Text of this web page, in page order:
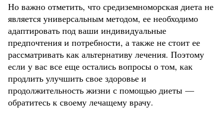
Но важно отметить, что средиземноморская диета не
является универсальным методом, ее необходимо
адаптировать под ваши индивидуальные
предпочтения и потребности, а также не стоит ее
рассматривать как альтернативу лечения. Поэтому
если у вас все еще остались вопросы о том, как
продлить улучшить свое здоровье и
продолжительность жизни с помощью диеты —
обратитесь к своему лечащему врачу.